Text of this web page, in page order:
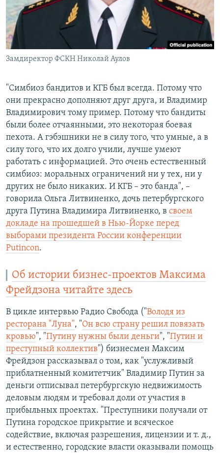
Замдиректор ФСКН Николай Аулов
"Симбиоз бандитов и КГБ был всегда. Потому что
они прекрасно дополняют друг друга, и Владимир
Владимирович тому пример. Потому что бандиты
были более отчаянными, это некоторая боевая
пехота. А гэбэшники не в силу того, что умные, а в
силу того, что их долго учили, лучше умеют
работать с информацией. Это очень естественный
симбиоз: моральных ограничений ни у тех, ни у
других не было никаких. И КГБ – это банда", –
говорила Ольга Литвиненко, дочь петербургского
друга Путина Владимира Литвиненко, в своем
докладе на прошедшей в Нью-Йорке перед
выборами президента России конференции
Putincon.
Об истории бизнес-проектов Максима
Фрейдзона читайте здесь
В цикле интервью Радио Свобода ("Володя из
ресторана "Луна", "Он всю страну решил повязать
кровью", "Путину нужны были деньги", "Путин и
преступный коллектив") бизнесмен Максим
Фрейдзон рассказывал о том, как "услужливый
приблатненный комитетчик" Владимир Путин за
деньги отписывал петербургскую недвижимость
деловым людям и требовал доли от участия в
прибыльных проектах. "Преступники получали от
Путина городское прикрытие и всяческое
содействие, включая разрешения, лицензии и т. д.,
и естественно, городские власти оказывали помощь